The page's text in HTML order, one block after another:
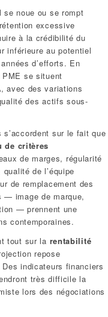
noue ou se rompt
excessive
à la crédibilité du
inférieure au potentiel
d’efforts. En
se situent
, avec des variations
des actifs sous-
s’accordent sur le fait que
de critères
de marges, régularité
de l’équipe
de remplacement des
— image de marque,
— prennent une
contemporaines.
tout sur la rentabilité
repose
indicateurs financiers
très difficile la
lors des négociations